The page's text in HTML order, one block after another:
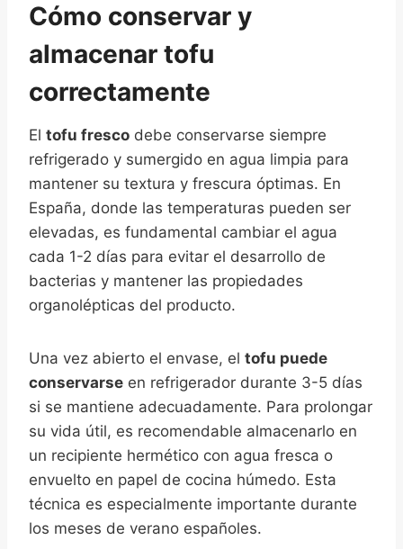
Cómo conservar y
almacenar tofu
correctamente
El tofu fresco debe conservarse siempre
refrigerado y sumergido en agua limpia para
mantener su textura y frescura óptimas. En
España, donde las temperaturas pueden ser
elevadas, es fundamental cambiar el agua
cada 1-2 días para evitar el desarrollo de
bacterias y mantener las propiedades
organolépticas del producto.
Una vez abierto el envase, el tofu puede
conservarse en refrigerador durante 3-5 días
si se mantiene adecuadamente. Para prolongar
su vida útil, es recomendable almacenarlo en
un recipiente hermético con agua fresca o
envuelto en papel de cocina húmedo. Esta
técnica es especialmente importante durante
los meses de verano españoles.